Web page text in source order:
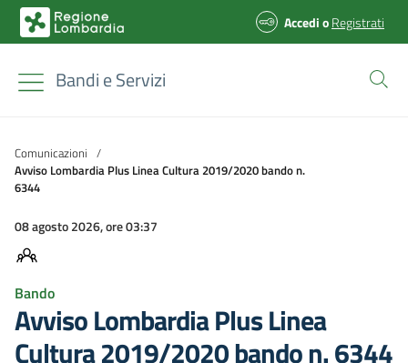
AccedioRegistrati
Bandi e Servizi
Comunicazioni /
Avviso Lombardia Plus Linea Cultura 2019/2020 bando n.
6344
08 agosto 2026, ore 03:37
Bando
Avviso Lombardia Plus Linea
Cultura 2019/2020 bando n. 6344